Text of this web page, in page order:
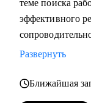
сложные вопросы.
Кому могу помочь:
теме поиска
эффективного
Развернуть
Ближайшая